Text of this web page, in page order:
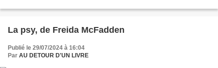
La psy, de Freida McFadden
Publié le 29/07/2024 à 16:04
Par AU DETOUR D'UN LIVRE